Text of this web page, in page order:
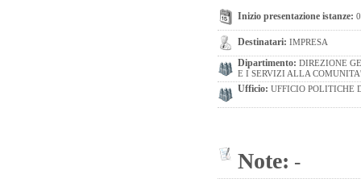
Inizio presentazione istanze:
Destinatari: IMPRESA
Dipartimento: DIREZIONE
E I SERVIZI ALLA COMUNITA'
Ufficio: UFFICIO POLITICHE
Note: -